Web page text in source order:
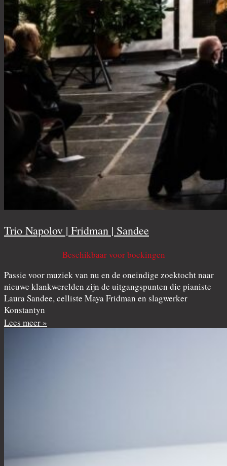
Trio Napolov | Fridman | Sandee
Beschikbaar voor boekingen
Passie voor muziek van nu en de oneindige zoektocht naar
nieuwe klankwerelden zijn de uitgangspunten die pianiste
Laura Sandee, celliste Maya Fridman en slagwerker
Konstantyn
Lees meer »